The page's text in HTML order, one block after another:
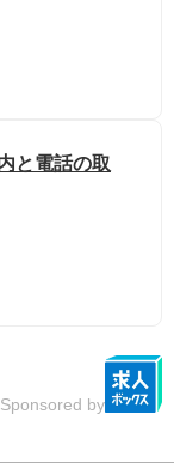
と電話の取
Sponsored by